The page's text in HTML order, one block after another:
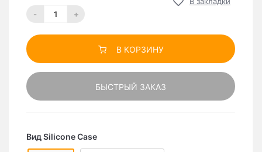
- +
В КОРЗИНУ
БЫСТРЫЙ ЗАКАЗ
Вид Silicone Case